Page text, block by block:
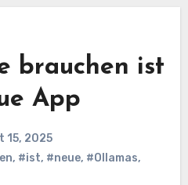
brauchen ist
App
15, 2025
, #ist, #neue, #Ollamas,